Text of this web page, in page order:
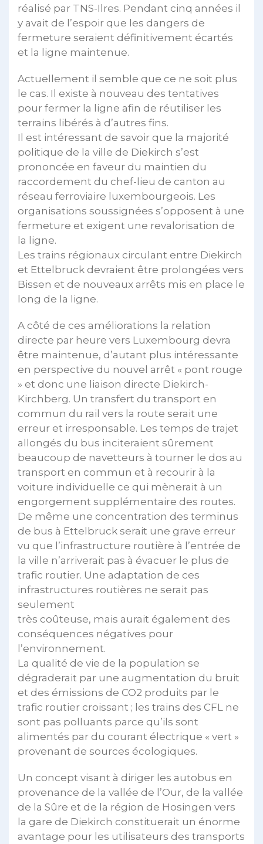
réalisé par TNS-Ilres. Pendant cinq années il
y avait de l’espoir que les dangers de
fermeture seraient définitivement écartés
et la ligne maintenue.
Actuellement il semble que ce ne soit plus
le cas. Il existe à nouveau des tentatives
pour fermer la ligne afin de réutiliser les
terrains libérés à d’autres fins.
Il est intéressant de savoir que la majorité
politique de la ville de Diekirch s’est
prononcée en faveur du maintien du
raccordement du chef-lieu de canton au
réseau ferroviaire luxembourgeois. Les
organisations soussignées s’opposent à une
fermeture et exigent une revalorisation de
la ligne.
Les trains régionaux circulant entre Diekirch
et Ettelbruck devraient être prolongées vers
Bissen et de nouveaux arrêts mis en place le
long de la ligne.
A côté de ces améliorations la relation
directe par heure vers Luxembourg devra
être maintenue, d’autant plus intéressante
en perspective du nouvel arrêt « pont rouge
» et donc une liaison directe Diekirch-
Kirchberg. Un transfert du transport en
commun du rail vers la route serait une
erreur et irresponsable. Les temps de trajet
allongés du bus inciteraient sûrement
beaucoup de navetteurs à tourner le dos au
transport en commun et à recourir à la
voiture individuelle ce qui mènerait à un
engorgement supplémentaire des routes.
De même une concentration des terminus
de bus à Ettelbruck serait une grave erreur
vu que l’infrastructure routière à l’entrée de
la ville n’arriverait pas à évacuer le plus de
trafic routier. Une adaptation de ces
infrastructures routières ne serait pas
seulement
très coûteuse, mais aurait également des
conséquences négatives pour
l’environnement.
La qualité de vie de la population se
dégraderait par une augmentation du bruit
et des émissions de CO2 produits par le
trafic routier croissant ; les trains des CFL ne
sont pas polluants parce qu’ils sont
alimentés par du courant électrique « vert »
provenant de sources écologiques.
Un concept visant à diriger les autobus en
provenance de la vallée de l’Our, de la vallée
de la Sûre et de la région de Hosingen vers
la gare de Diekirch constituerait un énorme
avantage pour les utilisateurs des transports